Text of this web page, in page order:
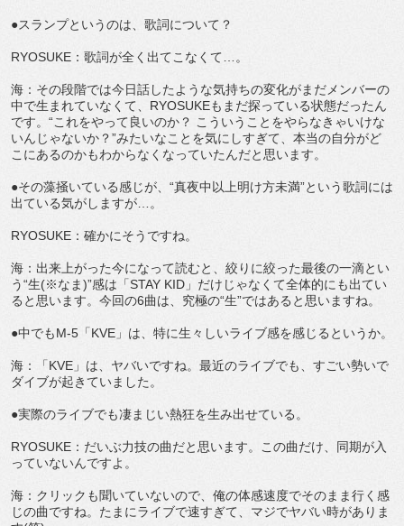
●スランプというのは、歌詞について？
RYOSUKE：歌詞が全く出てこなくて…。
海：その段階では今日話したような気持ちの変化がまだメンバーの
中で生まれていなくて、RYOSUKEもまだ探っている状態だったん
です。“これをやって良いのか？ こういうことをやらなきゃいけな
いんじゃないか？”みたいなことを気にしすぎて、本当の自分がど
こにあるのかもわからなくなっていたんだと思います。
●その藻掻いている感じが、“真夜中以上明け方未満”という歌詞には
出ている気がしますが…。
RYOSUKE：確かにそうですね。
海：出来上がった今になって読むと、絞りに絞った最後の一滴とい
う“生(※なま)”感は「STAY KID」だけじゃなくて全体的にも出てい
ると思います。今回の6曲は、究極の“生”ではあると思いますね。
●中でもM-5「KVE」は、特に生々しいライブ感を感じるというか。
海：「KVE」は、ヤバいですね。最近のライブでも、すごい勢いで
ダイブが起きていました。
●実際のライブでも凄まじい熱狂を生み出せている。
RYOSUKE：だいぶ力技の曲だと思います。この曲だけ、同期が入
っていないんですよ。
海：クリックも聞いていないので、俺の体感速度でそのまま行く感
じの曲ですね。たまにライブで速すぎて、マジでヤバい時がありま